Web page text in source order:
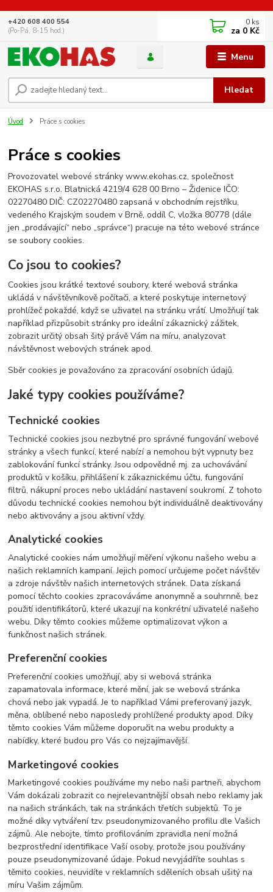
Menu
Hledat
+420 608 400 554
(Po-Pá, 8-15 hod.)
0 ks
za 0 Kč
Úvod Práce s cookies
Práce s cookies
Provozovatel webové stránky www.ekohas.cz, společnost
EKOHAS s.r.o. Blatnická 4219/4 628 00 Brno – Židenice IČO:
02270480 DIČ: CZ02270480 zapsaná v obchodním rejstříku,
vedeného Krajským soudem v Brně, oddíl C, vložka 80778 (dále
jen „prodávající“ nebo „správce“) pracuje na této webové stránce
se soubory cookies.
Co jsou to cookies?
Cookies jsou krátké textové soubory, které webová stránka
ukládá v návštěvníkově počítači, a které poskytuje internetový
prohlížeč pokaždé, když se uživatel na stránku vrátí. Umožňují tak
například přizpůsobit stránky pro ideální zákaznický zážitek,
zobrazit určitý obsah šitý právě Vám na míru, analyzovat
návštěvnost webových stránek apod.
Sběr cookies je považováno za zpracování osobních údajů.
Jaké typy cookies používáme?
Technické cookies
Technické cookies jsou nezbytné pro správné fungování webové
stránky a všech funkcí, které nabízí a nemohou být vypnuty bez
zablokování funkcí stránky. Jsou odpovědné mj. za uchovávání
produktů v košíku, přihlášení k zákaznickému účtu, fungování
filtrů, nákupní proces nebo ukládání nastavení soukromí. Z tohoto
důvodu technické cookies nemohou být individuálně deaktivovány
nebo aktivovány a jsou aktivní vždy.
Analytické cookies
Analytické cookies nám umožňují měření výkonu našeho webu a
našich reklamních kampaní. Jejich pomocí určujeme počet návštěv
a zdroje návštěv našich internetových stránek. Data získaná
pomocí těchto cookies zpracováváme anonymně a souhrnně, bez
použití identifikátorů, které ukazují na konkrétní uživatelé našeho
webu. Díky těmto cookies můžeme optimalizovat výkon a
funkčnost našich stránek.
Preferenční cookies
Preferenční cookies umožňují, aby si webová stránka
zapamatovala informace, které mění, jak se webová stránka
chová nebo jak vypadá. Je to například Vámi preferovaný jazyk,
měna, oblíbené nebo naposledy prohlížené produkty apod. Díky
těmto cookies Vám můžeme doporučit na webu produkty a
nabídky, které budou pro Vás co nejzajímavější.
Marketingové cookies
Marketingové cookies používáme my nebo naši partneři, abychom
Vám dokázali zobrazit co nejrelevantnější obsah nebo reklamy jak
na našich stránkách, tak na stránkách třetích subjektů. To je
možné díky vytváření tzv. pseudonymizovaného profilu dle Vašich
zájmů. Ale nebojte, tímto profilováním zpravidla není možná
bezprostřední identifikace Vaší osoby, protože jsou používány
pouze pseudonymizované údaje. Pokud nevyjádříte souhlas s
těmito cookies, neuvidíte v reklamních sděleních obsah ušitý na
míru Vašim zájmům.